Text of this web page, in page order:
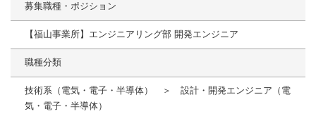
募集職種・ポジション
【福山事業所】エンジニアリング部 開発エンジニア
職種分類
技術系（電気・電子・半導体） ＞ 設計・開発エンジニア（電
気・電子・半導体）